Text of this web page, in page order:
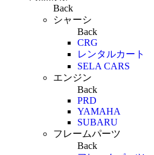
Back
シャーシ
Back
CRG
レンタルカート
SELA CARS
エンジン
Back
PRD
YAMAHA
SUBARU
フレームパーツ
Back